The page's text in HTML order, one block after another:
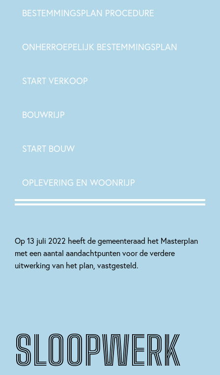
BESTEMMINGSPLAN PROCEDURE
ONHERROEPELIJK BESTEMMINGSPLAN
START VERKOOP
BOUWRIJP
START BOUW
OPLEVERING EN WOONRIJP
Op 13 juli 2022 heeft de gemeenteraad het Masterplan
met een aantal aandachtpunten voor de verdere
uitwerking van het plan, vastgesteld.
SLOOPWERK